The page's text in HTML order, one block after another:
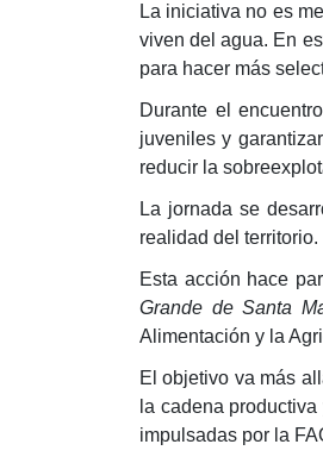
La iniciativa no es
viven del agua. En
para hacer más
Durante el
juveniles y
reducir la
La jornada se
realidad del
Esta acción hace
Grande de Santa
Alimentación y la
El objetivo va más
la cadena
impulsadas por la